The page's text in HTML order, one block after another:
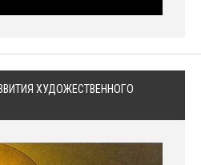
ХУДОЖЕСТВЕННОГО